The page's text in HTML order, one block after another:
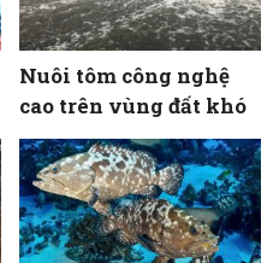
Nuôi tôm công nghệ
cao trên vùng đất khó